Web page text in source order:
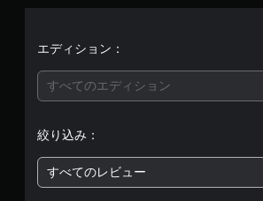
エディション：
すべてのエディション
絞り込み：
すべてのレビュー